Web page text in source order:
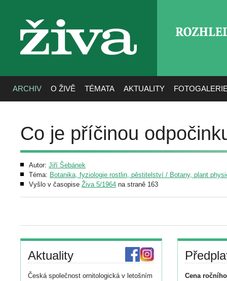
živa
ARCHIV O ŽIVĚ TÉMATA AKTUALITY
Co je příčinou
Autor: Jiří Šebánek
Téma: Botanika, fyziologie rostlin, pěstitelství / Botany, plant
Vyšlo v časopise Živa 5/1964 na straně 163
Aktuality
Česká společnost ornitologická v letošním
Cena